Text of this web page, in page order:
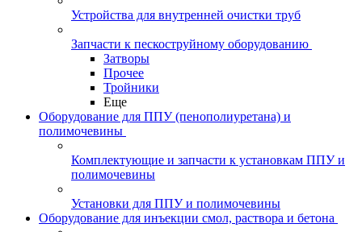
Устройства для внутренней очистки труб
Запчасти к пескоструйному оборудованию
Затворы
Прочее
Тройники
Еще
Оборудование для ППУ (пенополиуретана) и
полимочевины
Комплектующие и запчасти к установкам ППУ и
полимочевины
Установки для ППУ и полимочевины
Оборудование для инъекции смол, раствора и бетона